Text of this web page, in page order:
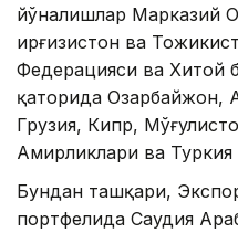
йўналишлар Марказий
Қирғизистон ва
Федерацияси ва Хитой
қаторида Озарбайжон,
Грузия, Кипр,
Амирликлари ва Туркия
Бундан ташқари,
портфелида Саудия